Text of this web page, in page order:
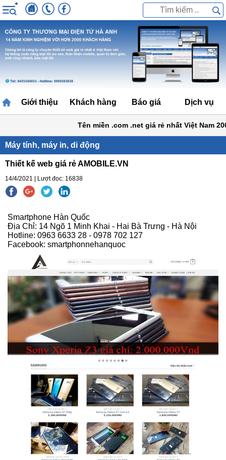
Giới thiệu Khách hàng Báo giá Dịch vụ
Tên miền .com .net giá rẻ nhất Việt Nam
Máy tính, máy in, di động
Thiết kế web giá rẻ AMOBILE.VN
14/4/2021 | Lượt đọc: 16838
Smartphone Hàn Quốc
Địa Chỉ: 14 Ngõ 1 Minh Khai - Hai Bà Trưng - Hà Nội
Hotline: 0963 6633 28 - 0978 702 127
Facebook: smartphonnehanquoc